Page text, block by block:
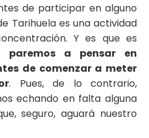
de participar en alguno
Tarihuelaes una actividad
Y es que es
paremos a pensar en
de comenzar a meter
. Pues, de lo contrario,
echando en falta alguna
seguro, aguará nuestro